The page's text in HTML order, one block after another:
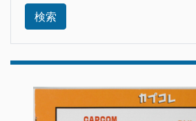
検索